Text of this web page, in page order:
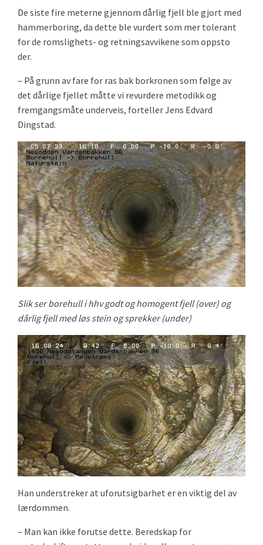
De siste fire meterne gjennom dårlig fjell ble gjort med
hammerboring, da dette ble vurdert som mer tolerant
for de romslighets- og retningsavvikene som oppsto
der.
– På grunn av fare for ras bak borkronen som følge av
det dårlige fjellet måtte vi revurdere metodikk og
fremgangsmåte underveis, forteller Jens Edvard
Dingstad.
Slik ser borehull i hhv godt og homogent fjell (over) og
dårlig fjell med løs stein og sprekker (under)
Han understreker at uforutsigbarhet er en viktig del av
lærdommen.
– Man kan ikke forutse dette. Beredskap for